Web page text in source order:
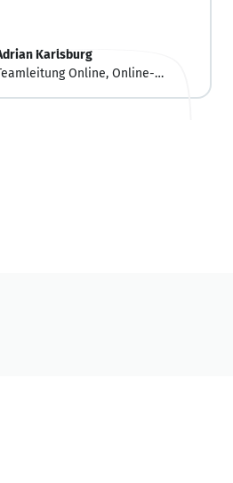
Karlsburg
Online, Online-